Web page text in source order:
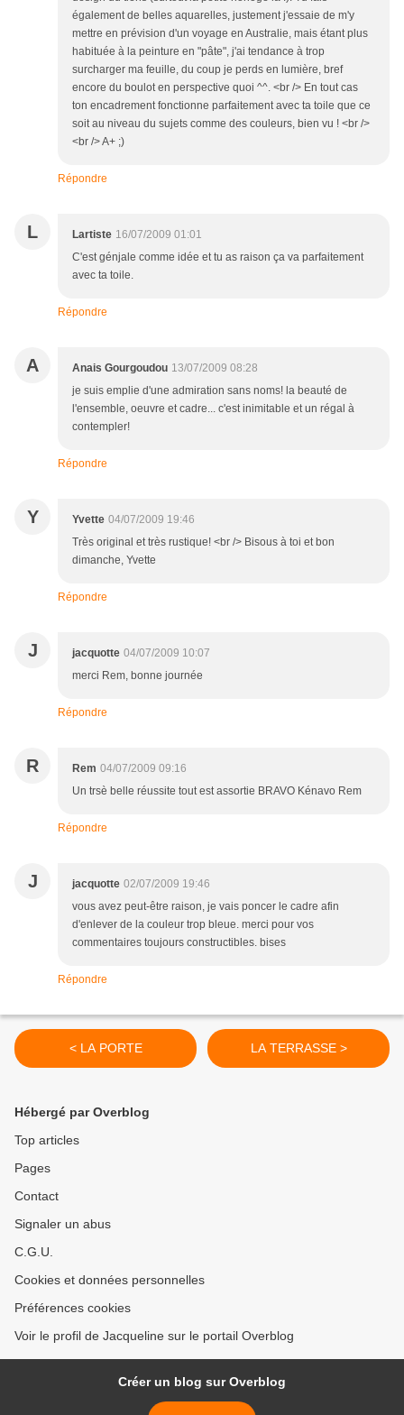
également de belles aquarelles, justement j'essaie de m'y
mettre en prévision d'un voyage en Australie, mais étant plus
habituée à la peinture en "pâte", j'ai tendance à trop
surcharger ma feuille, du coup je perds en lumière, bref
encore du boulot en perspective quoi ^^. <br /> En tout cas
ton encadrement fonctionne parfaitement avec ta toile que ce
soit au niveau du sujets comme des couleurs, bien vu ! <br />
<br /> A+ ;)
Répondre
L Lartiste 16/07/2009 01:01
C'est génjale comme idée et tu as raison ça va parfaitement
avec ta toile.
Répondre
A Anais Gourgoudou 13/07/2009 08:28
je suis emplie d'une admiration sans noms! la beauté de
l'ensemble, oeuvre et cadre... c'est inimitable et un régal à
contempler!
Répondre
Y Yvette 04/07/2009 19:46
Très original et très rustique! <br /> Bisous à toi et bon
dimanche, Yvette
Répondre
J jacquotte 04/07/2009 10:07
merci Rem, bonne journée
Répondre
R Rem 04/07/2009 09:16
Un trsè belle réussite tout est assortie BRAVO Kénavo Rem
Répondre
J jacquotte 02/07/2009 19:46
vous avez peut-être raison, je vais poncer le cadre afin
d'enlever de la couleur trop bleue. merci pour vos
commentaires toujours constructibles. bises
Répondre
< LA PORTE LA TERRASSE >
Hébergé par Overblog
Top articles
Pages
Contact
Signaler un abus
C.G.U.
Cookies et données personnelles
Préférences cookies
Voir le profil de Jacqueline sur le portail Overblog
Créer un blog sur Overblog